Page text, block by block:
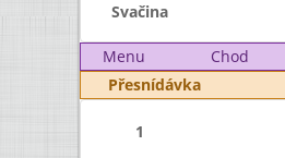
Svačina
Menu Chod
Přesnídávka
1